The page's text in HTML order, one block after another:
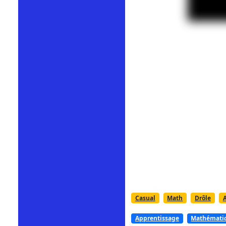
Casual Math Drôle
Apprentissage